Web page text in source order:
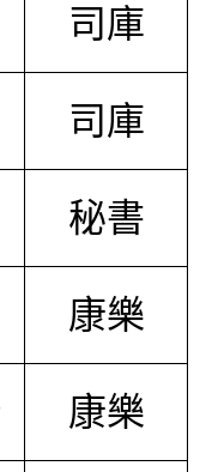
司庫
司庫
秘書
康樂
康樂